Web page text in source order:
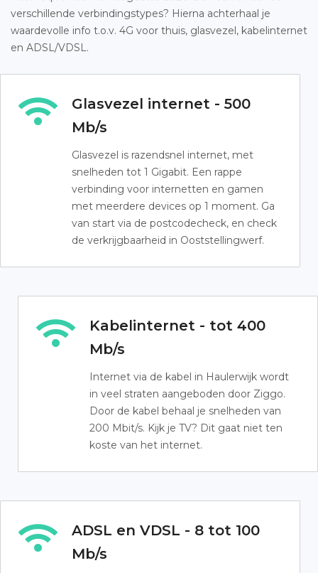
verschillende verbindingstypes? Hierna achterhaal je
waardevolle info t.o.v. 4G voor thuis, glasvezel, kabelinternet
en ADSL/VDSL.
Glasvezel internet - 500
Mb/s
Glasvezel is razendsnel internet, met
snelheden tot 1 Gigabit. Een rappe
verbinding voor internetten en gamen
met meerdere devices op 1 moment. Ga
van start via de postcodecheck, en check
de verkrijgbaarheid in Ooststellingwerf.
Kabelinternet - tot 400
Mb/s
Internet via de kabel in Haulerwijk wordt
in veel straten aangeboden door Ziggo.
Door de kabel behaal je snelheden van
200 Mbit/s. Kijk je TV? Dit gaat niet ten
koste van het internet.
ADSL en VDSL - 8 tot 100
Mb/s